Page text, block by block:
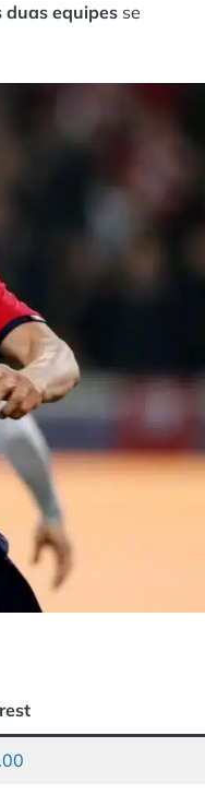
duas equipes se